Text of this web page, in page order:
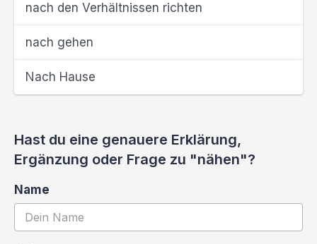
nach den Verhältnissen richten
nach gehen
Nach Hause
Hast du eine genauere Erklärung,
Ergänzung oder Frage zu "nähen"?
Name